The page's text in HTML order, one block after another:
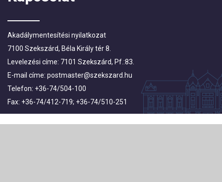
Akadálymentesítési nyilatkozat
7100 Szekszárd, Béla Király tér 8.
Levelezési címe: 7101 Szekszárd, Pf.:83.
E-mail címe: postmaster@szekszard.hu
Telefon: +36-74/504-100
Fax: +36-74/412-719; +36-74/510-251